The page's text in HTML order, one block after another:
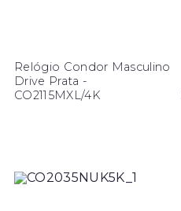
Relógio Condor Masculino
Drive Prata -
CO2115MXL/4K